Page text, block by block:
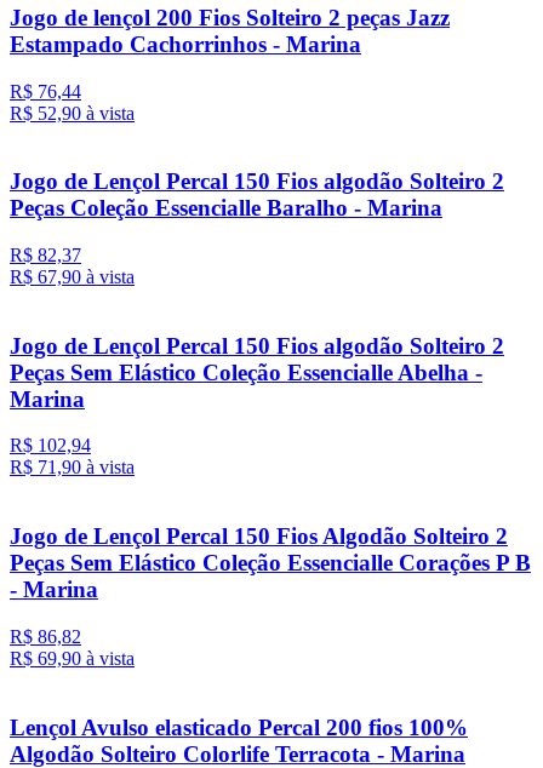
Jogo de lençol 200 Fios Solteiro 2 peças Jazz
Estampado Cachorrinhos - Marina
R$ 76,44
R$ 52,90 à vista
Jogo de Lençol Percal 150 Fios algodão Solteiro 2
Peças Coleção Essencialle Baralho - Marina
R$ 82,37
R$ 67,90 à vista
Jogo de Lençol Percal 150 Fios algodão Solteiro 2
Peças Sem Elástico Coleção Essencialle Abelha -
Marina
R$ 102,94
R$ 71,90 à vista
Jogo de Lençol Percal 150 Fios Algodão Solteiro 2
Peças Sem Elástico Coleção Essencialle Corações P B
- Marina
R$ 86,82
R$ 69,90 à vista
Lençol Avulso elasticado Percal 200 fios 100%
Algodão Solteiro Colorlife Terracota - Marina